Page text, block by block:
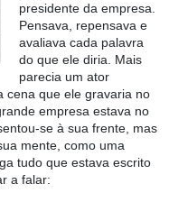
presidente da empresa.
Pensava, repensava e
avaliava cada palavra
do que ele diria. Mais
parecia um ator
cena que ele gravaria no
empresa estava no
se à sua frente, mas
mente, como uma
tudo que estava escrito
a falar: